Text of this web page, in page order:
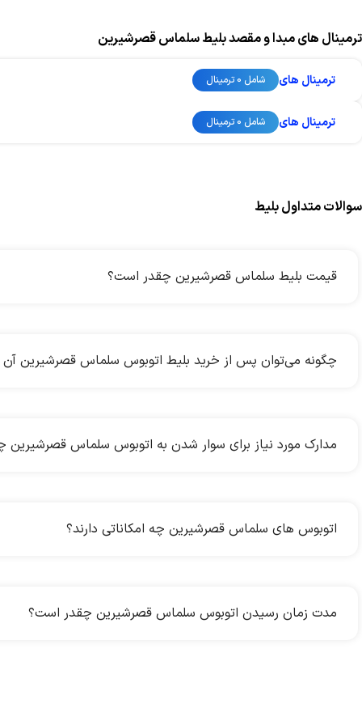
ترمینال های مبدا و مقصد بلیط سلماس قصرشیرین
ترمینال های شامل 0 ترمینال
ترمینال های شامل 0 ترمینال
سوالات متداول بلیط
قیمت بلیط سلماس قصرشیرین چقدر است؟
چگونه می‌توان پس از خرید بلیط اتوبوس سلماس قصرشیرین آن
مدارک مورد نیاز برای سوار شدن به اتوبوس سلماس
اتوبوس های سلماس قصرشیرین چه امکاناتی دارند؟
مدت زمان رسیدن اتوبوس سلماس قصرشیرین چقدر است؟